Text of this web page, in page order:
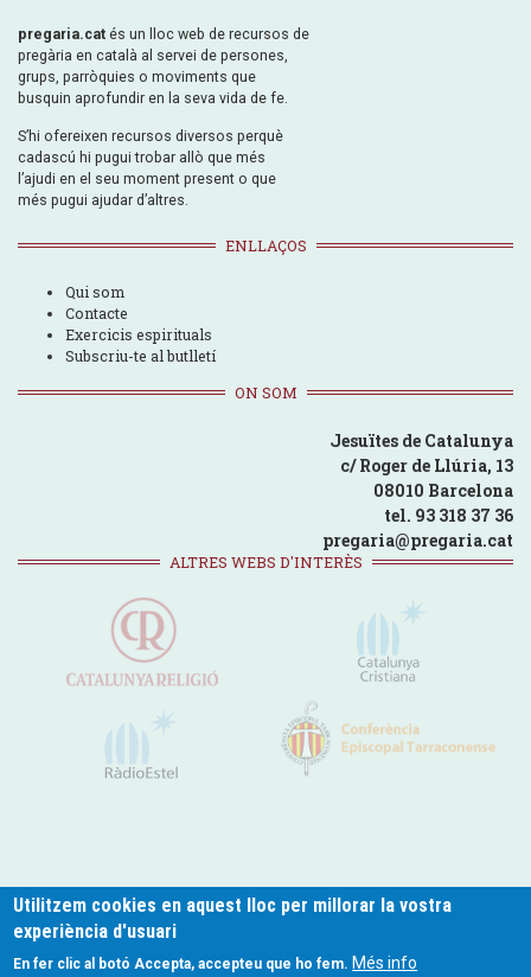
pregaria.cat és un lloc web de recursos de
pregària en català al servei de persones,
grups, parròquies o moviments que
busquin aprofundir en la seva vida de fe.
S’hi ofereixen recursos diversos perquè
cadascú hi pugui trobar allò que més
l’ajudi en el seu moment present o que
més pugui ajudar d’altres.
ENLLAÇOS
Qui som
Contacte
Exercicis espirituals
Subscriu-te al butlletí
ON SOM
Jesuïtes de Catalunya
c/ Roger de Llúria, 13
08010 Barcelona
tel. 93 318 37 36
pregaria@pregaria.cat
ALTRES WEBS D'INTERÈS
Utilitzem cookies en aquest lloc per millorar la vostra
experiència d'usuari
En fer clic al botó Accepta, accepteu que ho fem. Més info